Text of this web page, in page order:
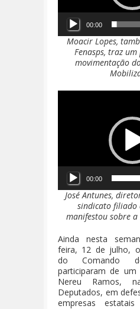
00:00
Moacir Lopes,
Fenasps, traz
movimentação
00:00
José Antunes,
sindicato filiado
manifestou sobre
Ainda nesta
feira, 12 de julho,
do Comando
participaram de
Nereu Ramos,
Deputados, em
empresas